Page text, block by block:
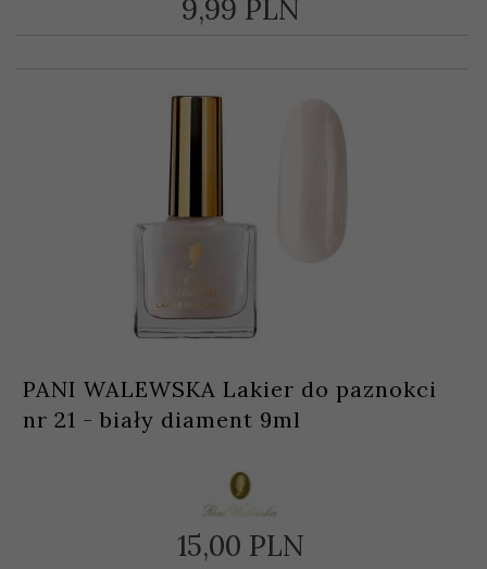
9,99 PLN
PANI WALEWSKA Lakier do paznokci
nr 21 - biały diament 9ml
15,00 PLN